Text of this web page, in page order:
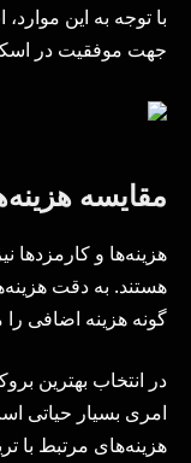
با توجه به این
جهت موفقیت در
مقایسه
هزینه‌ها و کارمزدها
هستند. به دقت
گونه هزینه اضافی را
در انتخاب بهترین
امری بسیار حیاتی
هزینه‌های مرتبط با